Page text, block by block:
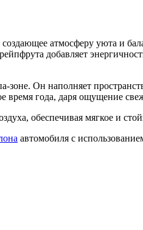
атмосферу уюта и
добавляет
Он наполняет
года, даря ощущение
обеспечивая мягкое и
автомобиля с